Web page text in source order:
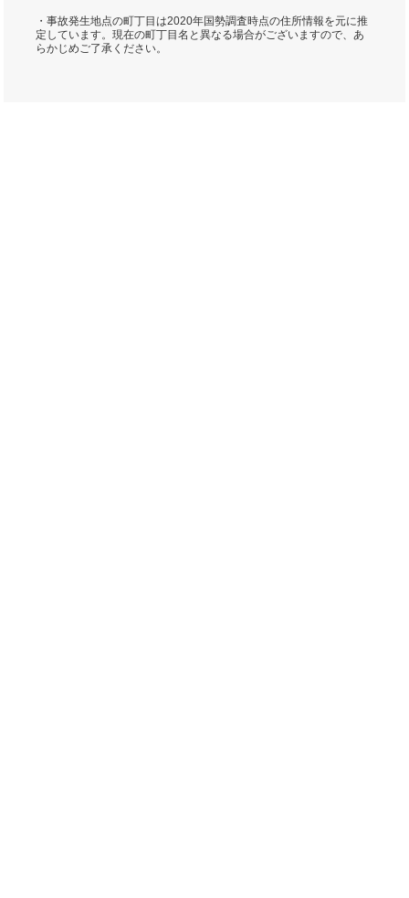
・事故発生地点の町丁目は2020年国勢調査時点の住所情報を元に推
定しています。現在の町丁目名と異なる場合がございますので、あ
らかじめご了承ください。